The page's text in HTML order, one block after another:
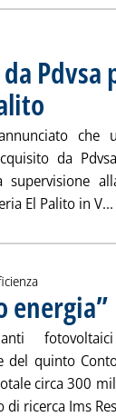
Pdvsa
. Pubblicata
che
da
El Palito in V...
energia”.
del quinto
circa 300
ricerca Ims